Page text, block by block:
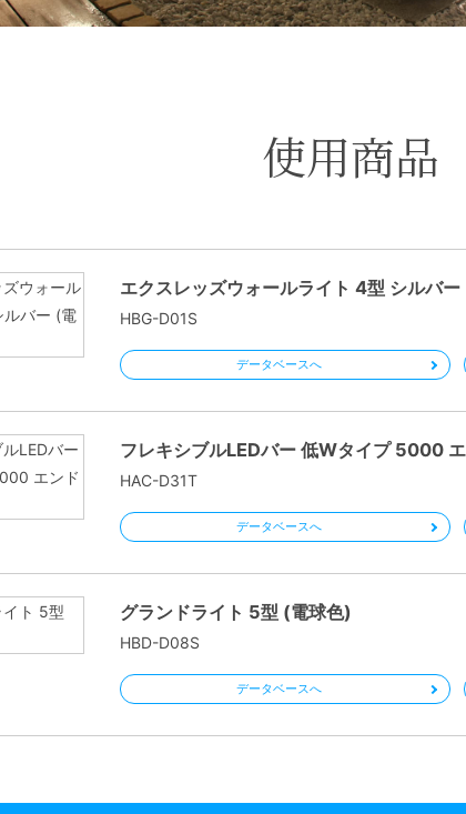
使用商品
エクスレッズウォールライト 4型 シルバ
HBG-D01S
データベースへ
フレキシブルLEDバー 低Wタイプ 5000
HAC-D31T
データベースへ
グランドライト 5型 (電球色)
HBD-D08S
データベースへ